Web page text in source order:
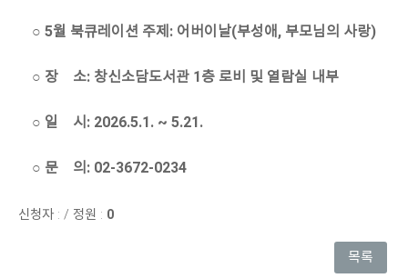
○ 5월 북큐레이션 주제: 어버이날(부성애, 부모님의 사랑)
○ 장 소: 창신소담도서관 1층 로비 및 열람실 내부
○ 일 시: 2026.5.1. ~ 5.21.
○ 문 의: 02-3672-0234
신청자 : / 정원 : 0
목록